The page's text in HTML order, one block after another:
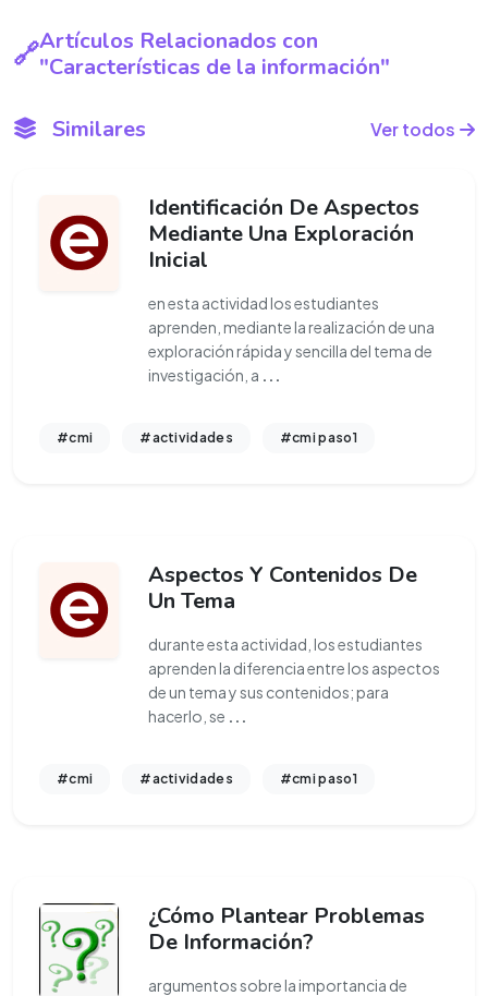
Artículos Relacionados con
"Características de la información"
Similares Ver todos
Identificación De Aspectos
Mediante Una Exploración
Inicial
en esta actividad los estudiantes
aprenden, mediante la realización de una
exploración rápida y sencilla del tema de
investigación, a ...
#cmi #actividades #cmi paso1
Aspectos Y Contenidos De
Un Tema
durante esta actividad, los estudiantes
aprenden la diferencia entre los aspectos
de un tema y sus contenidos; para
hacerlo, se ...
#cmi #actividades #cmi paso1
¿Cómo Plantear Problemas
De Información?
argumentos sobre la importancia de